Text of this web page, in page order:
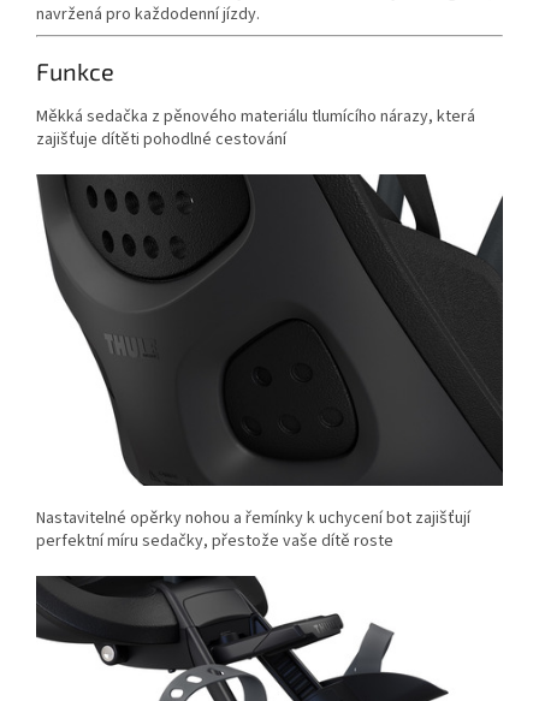
navržená pro každodenní jízdy.
Funkce
Měkká sedačka z pěnového materiálu tlumícího nárazy, která
zajišťuje dítěti pohodlné cestování
Nastavitelné opěrky nohou a řemínky k uchycení bot zajišťují
perfektní míru sedačky, přestože vaše dítě roste